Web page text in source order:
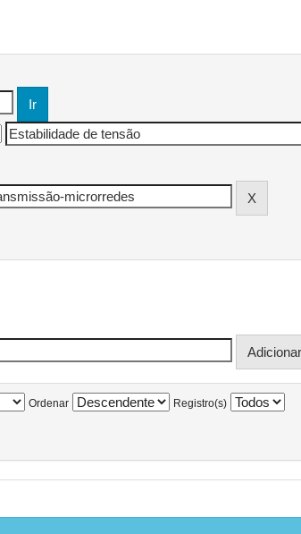
Ordenar Registro(s)